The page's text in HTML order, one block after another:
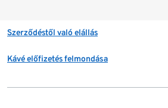
Szerződéstől való elállás
Kávé előfizetés felmondása